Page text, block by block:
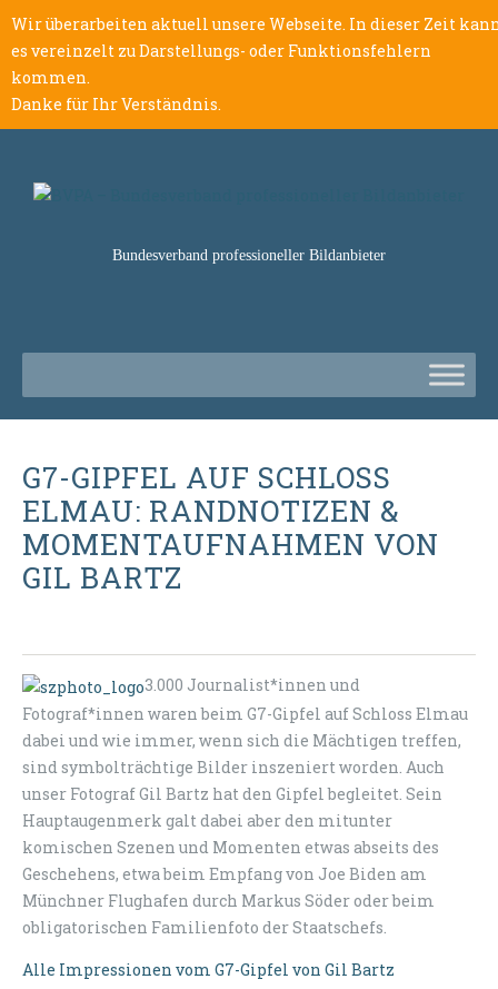
Wir überarbeiten aktuell unsere Webseite. In dieser Zeit
es vereinzelt zu Darstellungs- oder Funktionsfehlern
kommen.
Danke für Ihr Verständnis.
Bundesverband professioneller Bildanbieter
G7-GIPFEL AUF SCHLOSS
ELMAU: RANDNOTIZEN &
MOMENTAUFNAHMEN VON
GIL BARTZ
3.000 Journalist*innen und
Fotograf*innen waren beim G7-Gipfel auf Schloss Elmau
dabei und wie immer, wenn sich die Mächtigen treffen,
sind symbolträchtige Bilder inszeniert worden. Auch
unser Fotograf Gil Bartz hat den Gipfel begleitet. Sein
Hauptaugenmerk galt dabei aber den mitunter
komischen Szenen und Momenten etwas abseits des
Geschehens, etwa beim Empfang von Joe Biden am
Münchner Flughafen durch Markus Söder oder beim
obligatorischen Familienfoto der Staatschefs.
Alle Impressionen vom G7-Gipfel von Gil Bartz